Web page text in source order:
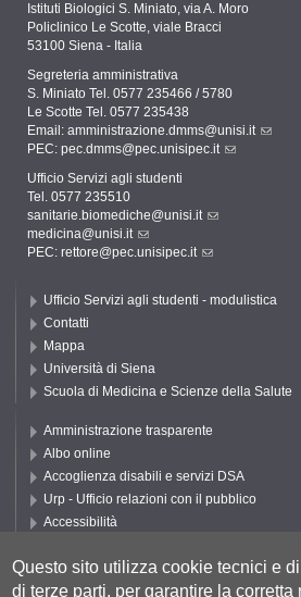
Istituti Biologici S. Miniato, via A. Moro
Policlinico Le Scotte, viale Bracci
53100 Siena - Italia
Segreteria amministrativa
S. Miniato Tel. 0577 235466 / 5780
Le Scotte Tel. 0577 235438
Email: amministrazione.dmms@unisi.it
PEC: pec.dmms@pec.unisipec.it
Ufficio Servizi agli studenti
Tel. 0577 235510
sanitarie.biomediche@unisi.it
medicina@unisi.it
PEC: rettore@pec.unisipec.it
Ufficio Servizi agli studenti - modulistica
Contatti
Mappa
Università di Siena
Scuola di Medicina e Scienze della Salute
Amministrazione trasparente
Albo online
Accoglienza disabili e servizi DSA
Urp - Ufficio relazioni con il pubblico
Accessibilità
Cookie settings
Questo sito utilizza cookie tecnici e
di terze parti, per garantire la corretta